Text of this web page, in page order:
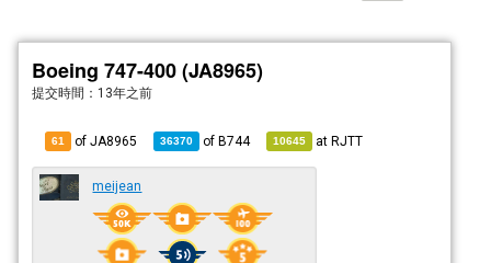
Boeing 747-400 (JA8965)
提交時間： 13年之前
61 of JA8965 36370 ofB744 10645 atRJTT
meijean